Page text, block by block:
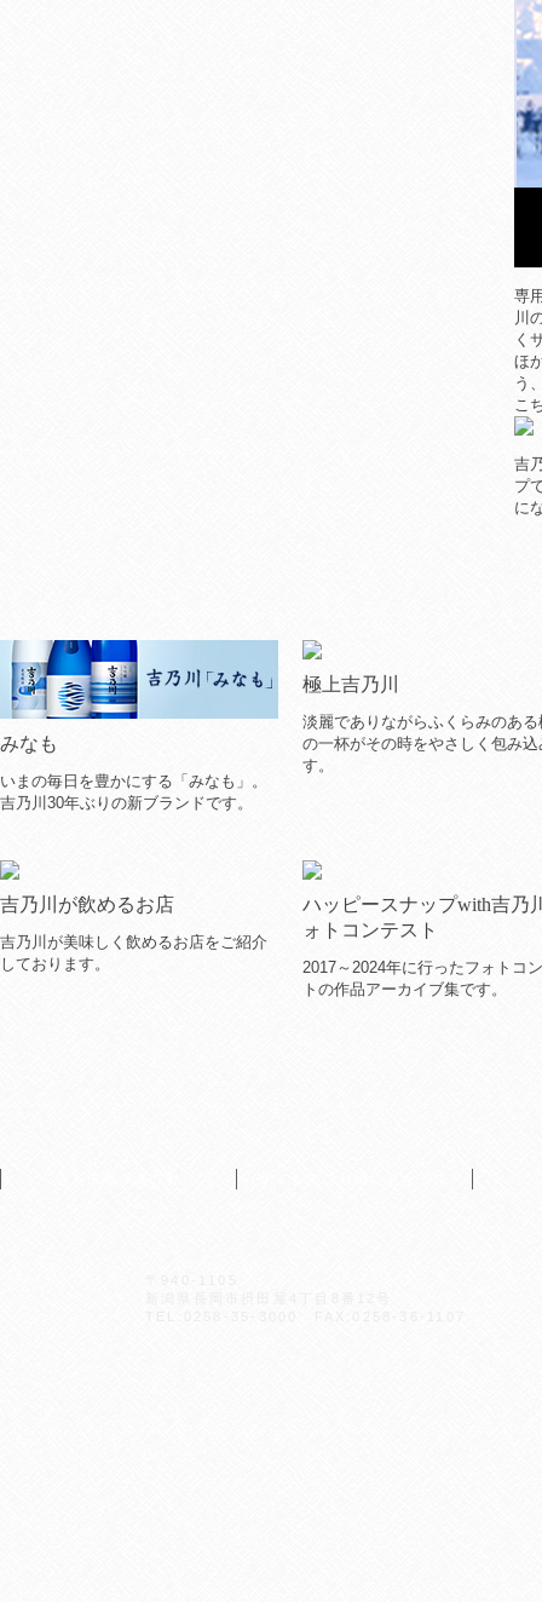
専
川
く
ほ
う
こ
吉
プ
に
みなも
いまの毎日を豊かにする「みなも」。
吉乃川30年ぶりの新ブランドです。
極上吉乃川
淡麗でありながらふくらみのある
の一杯がその時をやさしく包み
す。
吉乃川が飲めるお店
吉乃川が美味しく飲めるお店をご紹介
しております。
ハッピースナップwith吉乃
ォトコンテスト
2017～2024年に行ったフォトコ
トの作品アーカイブ集です。